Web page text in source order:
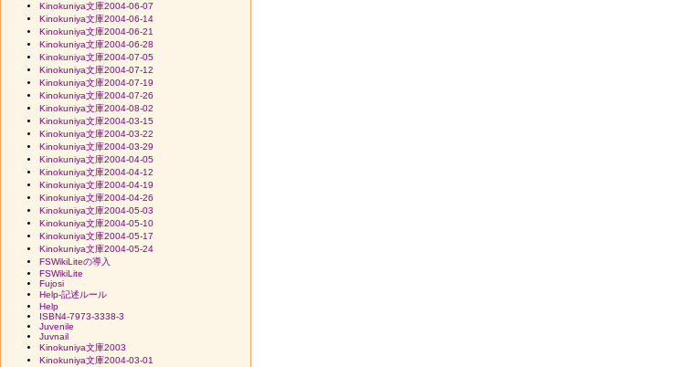
Kinokuniya文庫2004-06-07
Kinokuniya文庫2004-06-14
Kinokuniya文庫2004-06-21
Kinokuniya文庫2004-06-28
Kinokuniya文庫2004-07-05
Kinokuniya文庫2004-07-12
Kinokuniya文庫2004-07-19
Kinokuniya文庫2004-07-26
Kinokuniya文庫2004-08-02
Kinokuniya文庫2004-03-15
Kinokuniya文庫2004-03-22
Kinokuniya文庫2004-03-29
Kinokuniya文庫2004-04-05
Kinokuniya文庫2004-04-12
Kinokuniya文庫2004-04-19
Kinokuniya文庫2004-04-26
Kinokuniya文庫2004-05-03
Kinokuniya文庫2004-05-10
Kinokuniya文庫2004-05-17
Kinokuniya文庫2004-05-24
FSWikiLiteの導入
FSWikiLite
Fujosi
Help-記述ルール
Help
ISBN4-7973-3338-3
Juvenile
Juvnail
Kinokuniya文庫2003
Kinokuniya文庫2004-03-01